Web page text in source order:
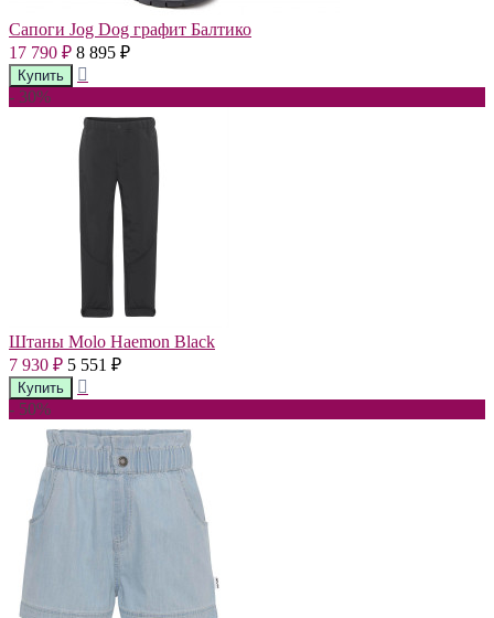
Сапоги Jog Dog графит Балтико
17 790 ₽ 8 895 ₽
- 30%
Штаны Molo Haemon Black
7 930 ₽ 5 551 ₽
- 50%